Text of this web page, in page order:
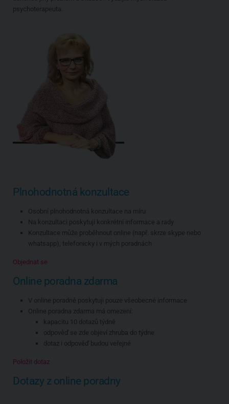
psychoterapeuta.
Plnohodnotná konzultace
Osobní plnohodnotná konzultace na míru
Na konzultaci poskytuji konkrétní informace a rady
Konzultace může proběhnout online (např. skrze skype nebo
whatsapp), telefonicky i v mých poradnách
Objednat se
Online poradna zdarma
V online poradně poskytuji pouze všeobecné informace
Online poradna zdarma má omezení:
kapacitu 10 dotazů týdně
odpověď se zde objeví zhruba do týdne
dotaz i odpověď budou veřejné
Položit dotaz
Dotazy z online poradny